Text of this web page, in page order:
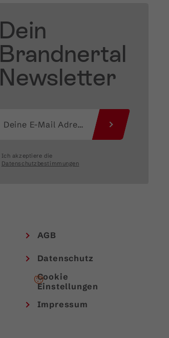
Dein
Brandnertal
Newsletter
Ich akzeptiere die
Datenschutzbestimmungen
AGB
Datenschutz
Cookie
Einstellungen
Impressum